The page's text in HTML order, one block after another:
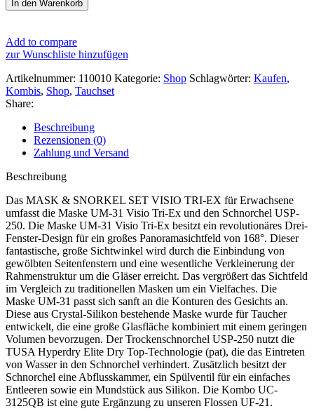
SNORKEL
Menge
In den Warenkorb
Add to compare
zur Wunschliste hinzufügen
Artikelnummer: 110010 Kategorie: Shop Schlagwörter: Kaufen,
Kombis, Shop, Tauchset
Share:
Beschreibung
Rezensionen (0)
Zahlung und Versand
Beschreibung
Das MASK & SNORKEL SET VISIO TRI-EX für Erwachsene
umfasst die Maske UM-31 Visio Tri-Ex und den Schnorchel USP-
250. Die Maske UM-31 Visio Tri-Ex besitzt ein revolutionäres Drei-
Fenster-Design für ein großes Panoramasichtfeld von 168°. Dieser
fantastische, große Sichtwinkel wird durch die Einbindung von
gewölbten Seitenfenstern und eine wesentliche Verkleinerung der
Rahmenstruktur um die Gläser erreicht. Das vergrößert das Sichtfeld
im Vergleich zu traditionellen Masken um ein Vielfaches. Die
Maske UM-31 passt sich sanft an die Konturen des Gesichts an.
Diese aus Crystal-Silikon bestehende Maske wurde für Taucher
entwickelt, die eine große Glasfläche kombiniert mit einem geringen
Volumen bevorzugen. Der Trockenschnorchel USP-250 nutzt die
TUSA Hyperdry Elite Dry Top-Technologie (pat), die das Eintreten
von Wasser in den Schnorchel verhindert. Zusätzlich besitzt der
Schnorchel eine Abflusskammer, ein Spülventil für ein einfaches
Entleeren sowie ein Mundstück aus Silikon. Die Kombo UC-
3125QB ist eine gute Ergänzung zu unseren Flossen UF-21.